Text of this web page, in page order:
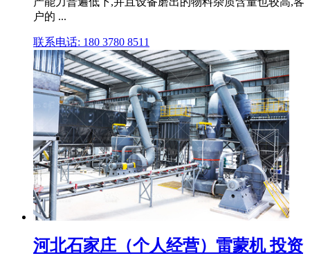
户的 ...
联系电话: 180 3780 8511
河北石家庄（个人经营）雷蒙机 投资